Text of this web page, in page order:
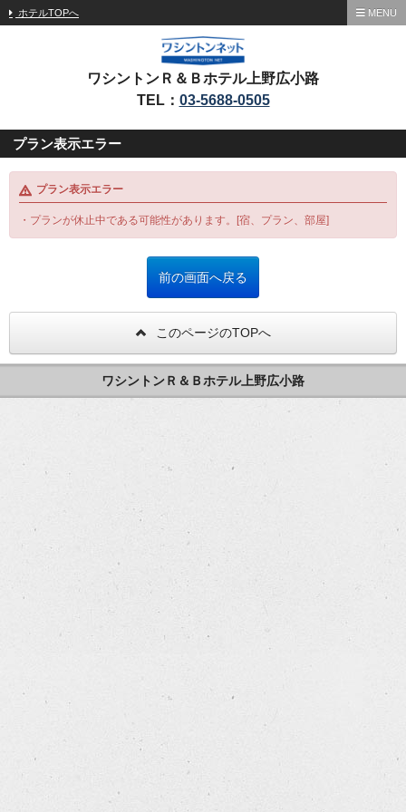
ホテルTOPへ MENU
ワシントンＲ＆Ｂホテル上野広小路
TEL： 03-5688-0505
プラン表示エラー
プラン表示エラー
・プランが休止中である可能性があります。[宿、プラン、部屋]
このページのTOPへ
ワシントンＲ＆Ｂホテル上野広小路